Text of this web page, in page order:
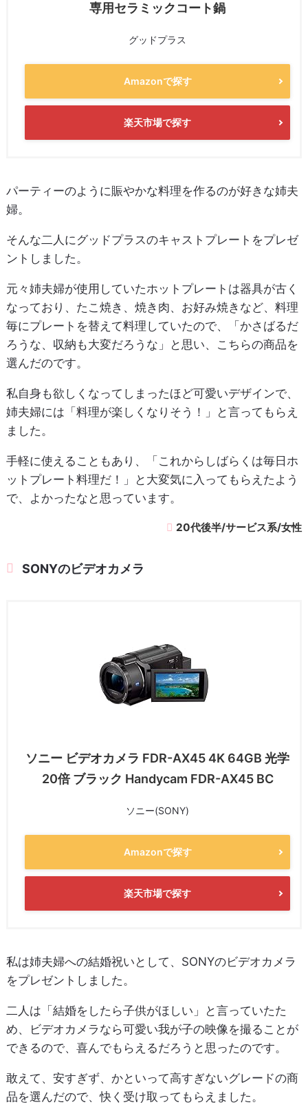
専用セラミックコート鍋
グッドプラス
Amazonで探す
楽天市場で探す
パーティーのように賑やかな料理を作るのが好きな姉夫
婦。
そんな二人にグッドプラスのキャストプレートをプレゼ
ントしました。
元々姉夫婦が使用していたホットプレートは器具が古く
なっており、たこ焼き、焼き肉、お好み焼きなど、料理
毎にプレートを替えて料理していたので、「かさばるだ
ろうな、収納も大変だろうな」と思い、こちらの商品を
選んだのです。
私自身も欲しくなってしまったほど可愛いデザインで、
姉夫婦には「料理が楽しくなりそう！」と言ってもらえ
ました。
手軽に使えることもあり、「これからしばらくは毎日ホ
ットプレート料理だ！」と大変気に入ってもらえたよう
で、よかったなと思っています。
20代後半/サービス系/女性
SONYのビデオカメラ
ソニー ビデオカメラ FDR-AX45 4K 64GB 光学
20倍 ブラック Handycam FDR-AX45 BC
ソニー(SONY)
Amazonで探す
楽天市場で探す
私は姉夫婦への結婚祝いとして、SONYのビデオカメラ
をプレゼントしました。
二人は「結婚をしたら子供がほしい」と言っていたた
め、ビデオカメラなら可愛い我が子の映像を撮ることが
できるので、喜んでもらえるだろうと思ったのです。
敢えて、安すぎず、かといって高すぎないグレードの商
品を選んだので、快く受け取ってもらえました。